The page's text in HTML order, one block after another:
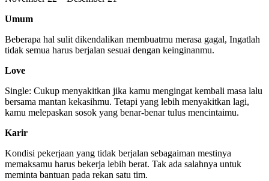
Umum
Beberapa hal sulit dikendalikan membuatmu merasa gagal, Ingatlah
tidak semua harus berjalan sesuai dengan keinginanmu.
Love
Single: Cukup menyakitkan jika kamu mengingat kembali masa lalu
bersama mantan kekasihmu. Tetapi yang lebih menyakitkan lagi,
kamu melepaskan sosok yang benar-benar tulus mencintaimu.
Karir
Kondisi pekerjaan yang tidak berjalan sebagaiman mestinya
memaksamu harus bekerja lebih berat. Tak ada salahnya untuk
meminta bantuan pada rekan satu tim.